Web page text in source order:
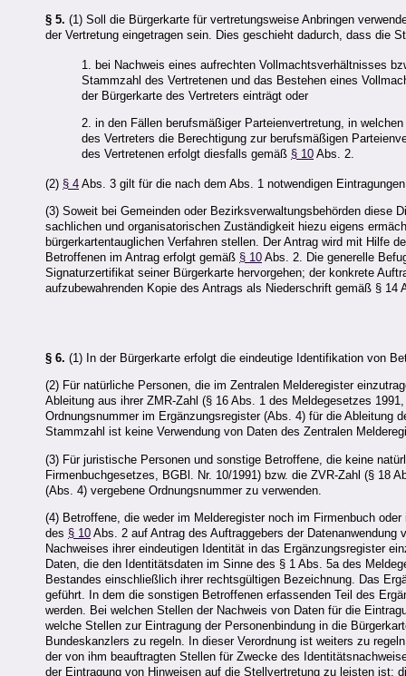
§ 5. (1) Soll die Bürgerkarte für vertretungsweise Anbringen
der Vertretung eingetragen sein. Dies geschieht dadurch, dass die
1. bei Nachweis eines aufrechten Vollmachtsverhältnisses
Stammzahl des Vertretenen und das Bestehen eines
der Bürgerkarte des Vertreters einträgt oder
2. in den Fällen berufsmäßiger Parteienvertretung, in
des Vertreters die Berechtigung zur berufsmäßigen
des Vertretenen erfolgt diesfalls gemäß § 10 Abs. 2.
(2) § 4 Abs. 3 gilt für die nach dem Abs. 1 notwendigen
(3) Soweit bei Gemeinden oder Bezirksverwaltungsbehörden diese
sachlichen und organisatorischen Zuständigkeit hiezu eigens
bürgerkartentauglichen Verfahren stellen. Der Antrag wird mit Hilfe
Betroffenen im Antrag erfolgt gemäß § 10 Abs. 2. Die generelle
Signaturzertifikat seiner Bürgerkarte hervorgehen; der konkrete
aufzubewahrenden Kopie des Antrags als Niederschrift gemäß § 14
§ 6. (1) In der Bürgerkarte erfolgt die eindeutige Identifikation von
(2) Für natürliche Personen, die im Zentralen Melderegister
Ableitung aus ihrer ZMR-Zahl (§ 16 Abs. 1 des Meldegesetzes
Ordnungsnummer im Ergänzungsregister (Abs. 4) für die Ableitung
Stammzahl ist keine Verwendung von Daten des Zentralen
(3) Für juristische Personen und sonstige Betroffene, die keine
Firmenbuchgesetzes, BGBl. Nr. 10/1991) bzw. die ZVR-Zahl (§ 18
(Abs. 4) vergebene Ordnungsnummer zu verwenden.
(4) Betroffene, die weder im Melderegister noch im Firmenbuch
des § 10 Abs. 2 auf Antrag des Auftraggebers der
Nachweises ihrer eindeutigen Identität in das Ergänzungsregister
Daten, die den Identitätsdaten im Sinne des § 1 Abs. 5a des
Bestandes einschließlich ihrer rechtsgültigen Bezeichnung. Das
geführt. In dem die sonstigen Betroffenen erfassenden Teil des
werden. Bei welchen Stellen der Nachweis von Daten für die
welche Stellen zur Eintragung der Personenbindung in die
Bundeskanzlers zu regeln. In dieser Verordnung ist weiters zu
der von ihm beauftragten Stellen für Zwecke des
der Eintragung von Hinweisen auf die Stellvertretung zu leisten ist;